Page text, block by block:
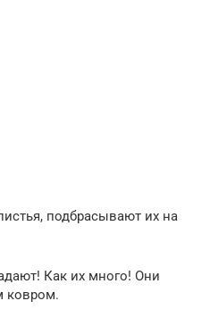
подбрасывают их на
Как их много! Они
ковром.